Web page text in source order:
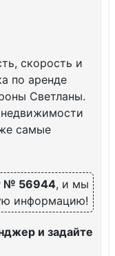
скорость и
по аренде
Светланы.
самые
№ 56944, и мы
информацию!
и задайте